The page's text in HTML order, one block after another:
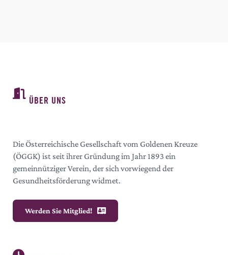
ÜBER UNS
Die Österreichische Gesellschaft vom Goldenen Kreuze
(ÖGGK) ist seit ihrer Gründung im Jahr 1893 ein
gemeinnütziger Verein, der sich vorwiegend der
Gesundheitsförderung widmet.
Werden Sie Mitglied!